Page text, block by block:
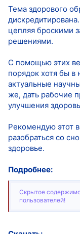
Тема здорового
цепляя броскими
решениями.
С помощью этих
порядок хотя бы в
актуальные
же, дать рабочие
улучшения
Рекомендую этот
разобраться со
здоровье.
Подробнее:
Скрытое
пользователей!